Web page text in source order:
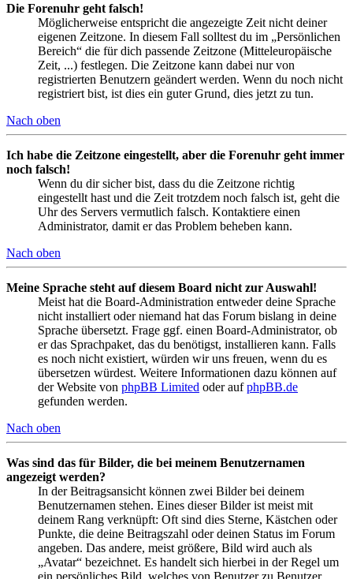
Die Forenuhr geht falsch!
Möglicherweise entspricht die angezeigte Zeit nicht deiner
eigenen Zeitzone. In diesem Fall solltest du im „Persönlichen
Bereich“ die für dich passende Zeitzone (Mitteleuropäische
Zeit, ...) festlegen. Die Zeitzone kann dabei nur von
registrierten Benutzern geändert werden. Wenn du noch nicht
registriert bist, ist dies ein guter Grund, dies jetzt zu tun.
Nach oben
Ich habe die Zeitzone eingestellt, aber die Forenuhr geht immer
noch falsch!
Wenn du dir sicher bist, dass du die Zeitzone richtig
eingestellt hast und die Zeit trotzdem noch falsch ist, geht die
Uhr des Servers vermutlich falsch. Kontaktiere einen
Administrator, damit er das Problem beheben kann.
Nach oben
Meine Sprache steht auf diesem Board nicht zur Auswahl!
Meist hat die Board-Administration entweder deine Sprache
nicht installiert oder niemand hat das Forum bislang in deine
Sprache übersetzt. Frage ggf. einen Board-Administrator, ob
er das Sprachpaket, das du benötigst, installieren kann. Falls
es noch nicht existiert, würden wir uns freuen, wenn du es
übersetzen würdest. Weitere Informationen dazu können auf
der Website von phpBB Limited oder aufphpBB.de
gefunden werden.
Nach oben
Was sind das für Bilder, die bei meinem Benutzernamen
angezeigt werden?
In der Beitragsansicht können zwei Bilder bei deinem
Benutzernamen stehen. Eines dieser Bilder ist meist mit
deinem Rang verknüpft: Oft sind dies Sterne, Kästchen oder
Punkte, die deine Beitragszahl oder deinen Status im Forum
angeben. Das andere, meist größere, Bild wird auch als
„Avatar“ bezeichnet. Es handelt sich hierbei in der Regel um
ein persönliches Bild, welches von Benutzer zu Benutzer